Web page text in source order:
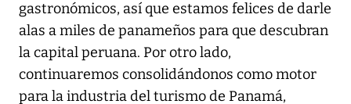
gastronómicos, así que estamos felices de darle
alas a miles de panameños para que descubran
la capital peruana. Por otro lado,
continuaremos consolidándonos como motor
para la industria del turismo de Panamá,